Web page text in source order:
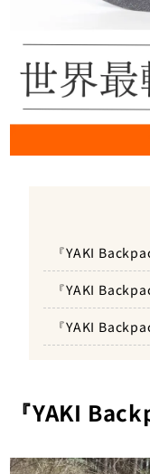
『YAKI
『YAKI
1.トップ・
出せるトップ
サイド
2.機能別ポ
3.快適性を
『YAKI
『YAKI